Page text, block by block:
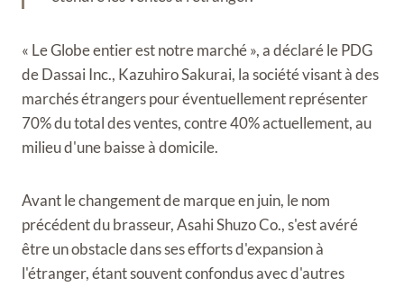
« Le Globe entier est notre marché », a déclaré le PDG
de Dassai Inc., Kazuhiro Sakurai, la société visant à des
marchés étrangers pour éventuellement représenter
70% du total des ventes, contre 40% actuellement, au
milieu d'une baisse à domicile.
Avant le changement de marque en juin, le nom
précédent du brasseur, Asahi Shuzo Co., s'est avéré
être un obstacle dans ses efforts d'expansion à
l'étranger, étant souvent confondus avec d'autres